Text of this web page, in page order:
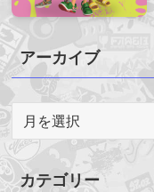
アーカイブ
ア
カ
イカテゴリー